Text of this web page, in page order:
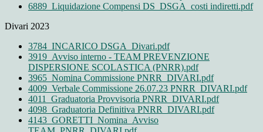
6889_Liquidazione Compensi DS_DSGA_costi indiretti.pdf
Divari 2023
3784_INCARICO DSGA_Divari.pdf
3919_Avviso interno - TEAM PREVENZIONE
DISPERSIONE SCOLASTICA (PNRR).pdf
3965_Nomina Commissione PNRR_DIVARI.pdf
4009_Verbale Commissione 26.07.23 PNRR_DIVARI.pdf
4011_Graduatoria Provvisoria PNRR_DIVARI.pdf
4098_Graduatoria Definitiva PNRR_DIVARI.pdf
4143_GORETTI_Nomina_Avviso